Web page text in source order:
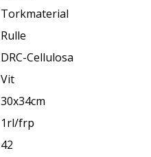
Torkmaterial
Rulle
DRC-Cellulosa
Vit
30x34cm
1rl/frp
42